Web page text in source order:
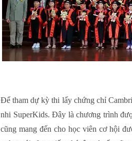
Để tham dự kỳ thi lấy chứng chỉ
nhi SuperKids. Đây là chương trình
cũng mang đến cho học viên cơ hội